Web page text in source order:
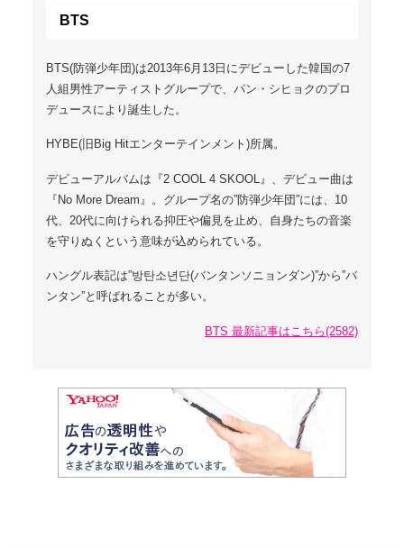
BTS
BTS(防弾少年団)は2013年6月13日にデビューした韓国の7
人組男性アーティストグループで、パン・シヒョクのプロ
デュースにより誕生した。
HYBE(旧Big Hitエンターテインメント)所属。
デビューアルバムは『2 COOL 4 SKOOL』、デビュー曲は
『No More Dream』。グループ名の”防弾少年団”には、10
代、20代に向けられる抑圧や偏見を止め、自身たちの音楽
を守りぬくという意味が込められている。
ハングル表記は”방탄소년단(バンタンソニョンダン)”から”バ
ンタン”と呼ばれることが多い。
BTS 最新記事はこちら(2582)